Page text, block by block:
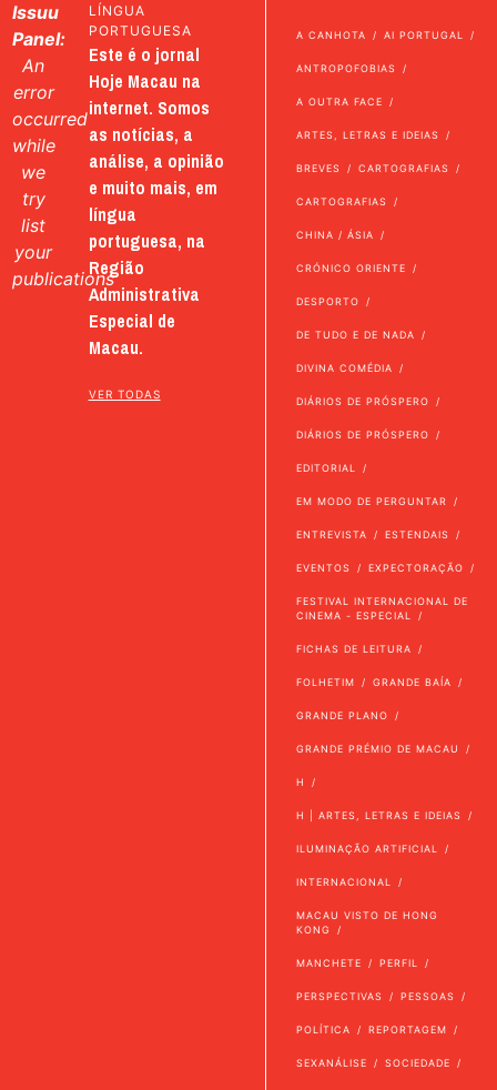
Issuu
Panel:
An
error
occurred
while
we
try
list
your
publications
LÍNGUA
PORTUGUESA
Este é o jornal
Hoje Macau na
internet. Somos
as notícias, a
análise, a opinião
e muito mais, em
língua
portuguesa, na
Região
Administrativa
Especial de
Macau.
VER TODAS
A CANHOTA AI PORTUGAL
ANTROPOFOBIAS
A OUTRA FACE
ARTES, LETRAS E IDEIAS
BREVES CARTOGRAFIAS
CARTOGRAFIAS
CHINA / ÁSIA
CRÓNICO ORIENTE
DESPORTO
DE TUDO E DE NADA
DIVINA COMÉDIA
DIÁRIOS DE PRÓSPERO
DIÁRIOS DE PRÓSPERO
EDITORIAL
EM MODO DE PERGUNTAR
ENTREVISTA ESTENDAIS
EVENTOS EXPECTORAÇÃO
FESTIVAL INTERNACIONAL DE
CINEMA - ESPECIAL
FICHAS DE LEITURA
FOLHETIM GRANDE BAÍA
GRANDE PLANO
GRANDE PRÉMIO DE MACAU
H
H | ARTES, LETRAS E IDEIAS
ILUMINAÇÃO ARTIFICIAL
INTERNACIONAL
MACAU VISTO DE HONG
KONG
MANCHETE PERFIL
PERSPECTIVAS PESSOAS
POLÍTICA REPORTAGEM
SEXANÁLISE SOCIEDADE